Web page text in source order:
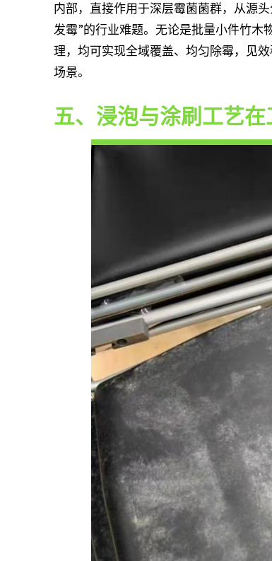
内部，直接作用于深层霉菌菌群，从源
发霉”的行业难题。无论是批量小件竹木
理，均可实现全域覆盖、均匀除霉，见
场景。
五、浸泡与涂刷工艺